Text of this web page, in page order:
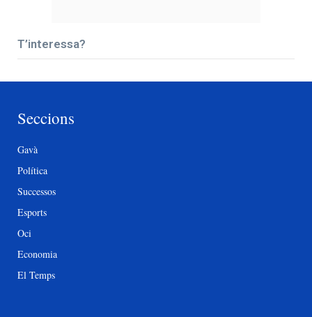
T’interessa?
Seccions
Gavà
Política
Successos
Esports
Oci
Economia
El Temps